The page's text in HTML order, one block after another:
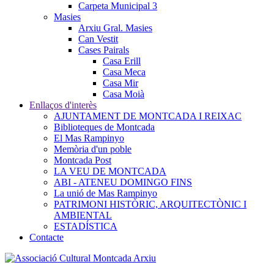
Carpeta Municipal 3
Masies
Arxiu Gral. Masies
Can Vestit
Cases Pairals
Casa Erill
Casa Meca
Casa Mir
Casa Moià
Enllaços d'interès
AJUNTAMENT DE MONTCADA I REIXAC
Biblioteques de Montcada
El Mas Rampinyo
Memòria d'un poble
Montcada Post
LA VEU DE MONTCADA
ABI - ATENEU DOMINGO FINS
La unió de Mas Rampinyo
PATRIMONI HISTÒRIC, ARQUITECTÒNIC I
AMBIENTAL
ESTADÍSTICA
Contacte